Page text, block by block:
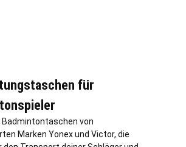
für
von
Marken Yonex und Victor, die